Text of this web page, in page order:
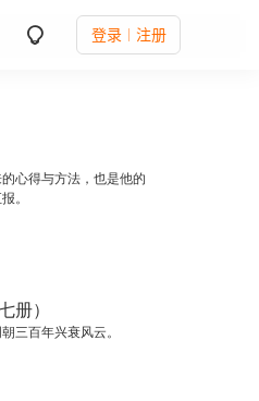
登录 注册
心得与方法，也是他的
。
册）
三百年兴衰风云。